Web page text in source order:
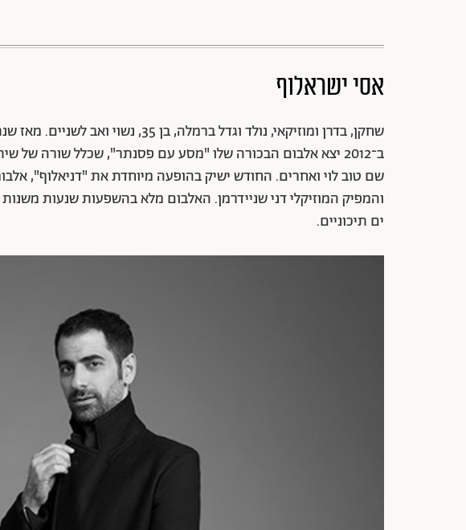
אסי ישראלוף
ב־2012 יצא אלבום הבכורה שלו "מסע עם פסנתר", שכלל שורה של
שם טוב לוי ואחרים. החודש ישיק בהופעה מיוחדת את "דניאלוף",
ים תיכוניים.